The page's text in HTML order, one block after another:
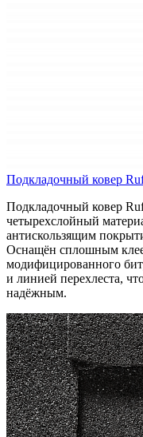
Подкладочный ковер
Подкладочный ковер
четырехслойный
антискользящим
Оснащён сплошным
модифицированного
и линией перехлеста,
надёжным.